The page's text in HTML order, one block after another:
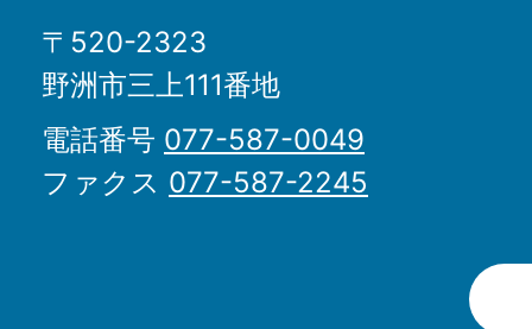
〒520-2323
野洲市三上111番地
電話番号 077-587-0049
ファクス 077-587-2245